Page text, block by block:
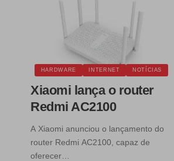
HARDWARE INTERNET NOTÍCIAS
Xiaomi lança o router
Redmi AC2100
A Xiaomi anunciou o lançamento do
router Redmi AC2100, capaz de
oferecer…